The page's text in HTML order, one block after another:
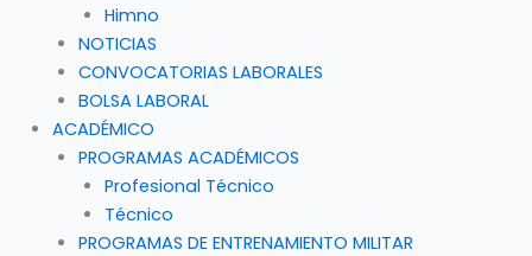
Himno
NOTICIAS
CONVOCATORIAS LABORALES
BOLSA LABORAL
ACADÉMICO
PROGRAMAS ACADÉMICOS
Profesional Técnico
Técnico
PROGRAMAS DE ENTRENAMIENTO MILITAR